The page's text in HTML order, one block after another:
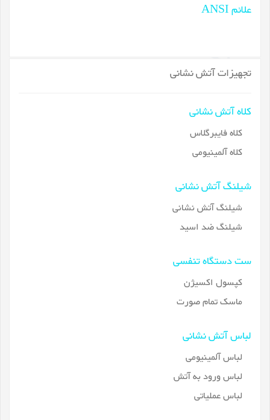
علائم ANSI
تجهیزات آتش نشانی
کلاه آتش نشانی
کلاه فایبرگلاس
کلاه آلمینیومی
شیلنگ آتش نشانی
شیلنگ آتش نشانی
شیلنگ ضد اسید
ست دستگاه تنفسی
کپسول اکسیژن
ماسک تمام صورت
لباس آتش نشانی
لباس آلمینیومی
لباس ورود به آتش
لباس عملیاتی